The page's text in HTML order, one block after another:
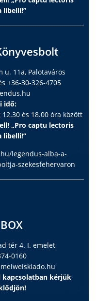
libelli!”
u. 11a, Palotaváros
+36-30-326-4705
idő:
és 18.00 óra között
„Pro captu lectoris
libelli!”
legendus-alba-a-
szekesfehervaron
tér 4. I. emelet
0160
kapcsolatban kérjük